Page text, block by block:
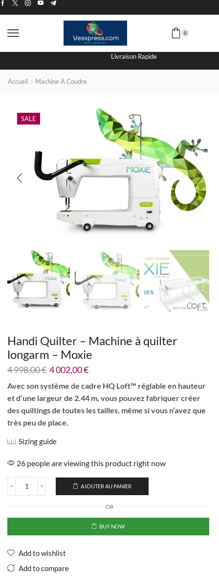
0
Livraison Rapide
Accueil Machine À Coudre
SALE
Handi Quilter – Machine à quilter
longarm – Moxie
4 998,00€ 4 002,00€
Avec son système de cadre HQ Loft™ réglable en hauteur
et d’une largeur de 2.44 m, vous pouvez fabriquer créer
des quiltings de toutes les tailles, même si vous n’avez que
très peu de place.
Sizing guide
26 people are viewing this product right now
AJOUTER AU PANIER
OR
BUY NOW
Add to wishlist
Add to compare